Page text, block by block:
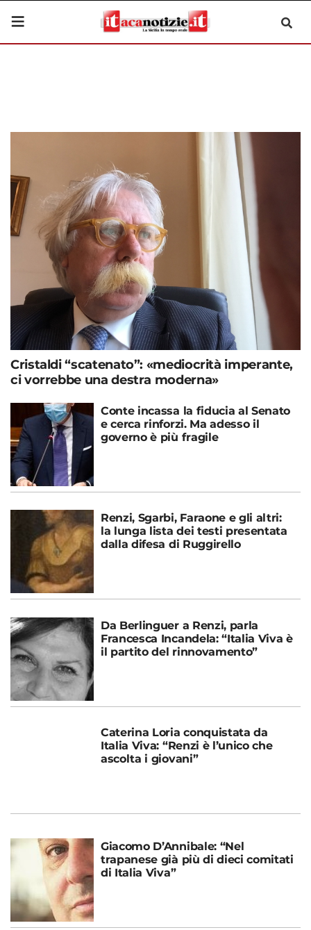
Cristaldi “scatenato”: «mediocrità imperante,
ci vorrebbe una destra moderna»
Conte incassa la fiducia al Senato
e cerca rinforzi. Ma adesso il
governo è più fragile
Renzi, Sgarbi, Faraone e gli altri:
la lunga lista dei testi presentata
dalla difesa di Ruggirello
Da Berlinguer a Renzi, parla
Francesca Incandela: “Italia Viva è
il partito del rinnovamento”
Caterina Loria conquistata da
Italia Viva: “Renzi è l’unico che
ascolta i giovani”
Giacomo D’Annibale: “Nel
trapanese già più di dieci comitati
di Italia Viva”